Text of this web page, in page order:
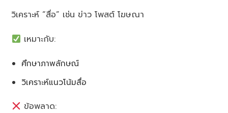
วิเคราะห์ “สื่อ” เช่น ข่าว โพสต์ โฆษณา
เหมาะกับ:
ศึกษาภาพลักษณ์
วิเคราะห์แนวโน้มสื่อ
ข้อพลาด: